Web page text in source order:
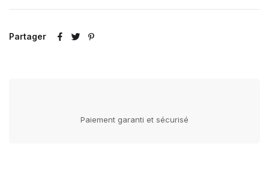
Partager
Paiement garanti et sécurisé